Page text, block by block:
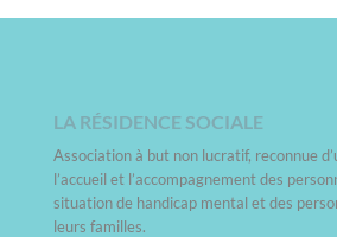
LA RÉSIDENCE SOCIALE
Association à but non lucratif, reconnue
l’accueil et l’accompagnement des
situation de handicap mental et des
leurs familles.